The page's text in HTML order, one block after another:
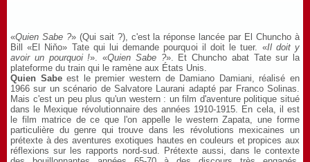
«Quien Sabe ?» (Qui sait ?), c'est la réponse lancée par El Chuncho à
Bill «El Niňo» Tate qui lui demande pourquoi il doit le tuer. «Il doit y
avoir un pourquoi !». «Quien Sabe ?». Et Chuncho abat Tate sur la
plateforme du train qui le ramène aux États Unis.
Quien Sabeest le premier western de Damiano Damiani, réalisé en
1966 sur un scénario de Salvatore Laurani adapté par Franco Solinas.
Mais c'est un peu plus qu'un western : un film d'aventure politique situé
dans le Mexique révolutionnaire des années 1910-1915. En cela, il est
le film matrice de ce que l'on appelle le western Zapata, une forme
particulière du genre qui trouve dans les révolutions mexicaines un
prétexte à des aventures exotiques hautes en couleurs et propices aux
réflexions sur les rapports nord-sud. Prétexte aussi, dans le contexte